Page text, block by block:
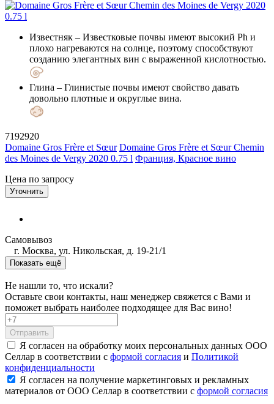
Известняк – Известковые почвы имеют высокий Ph и
плохо нагреваются на солнце, поэтому способствуют
созданию элегантных вин с выраженной кислотностью.
Глина – Глинистые почвы имеют свойство давать
довольно плотные и округлые вина.
7192920
Domaine Gros Frère et Sœur Domaine Gros Frère et Sœur Chemin
des Moines de Vergy 2020 0.75 l Франция, Красное вино
Цена по запросу
Уточнить
Самовывоз
г. Москва, ул. Никольская, д. 19-21/1
Показать ещё
Не нашли то, что искали?
Оставьте свои контакты, наш менеджер свяжется с Вами и
поможет выбрать наиболее подходящее для Вас вино!
Отправить
Я согласен на обработку моих персональных данных ООО
Селлар в соответствии с формой согласия и Политикой
конфиденциальности
Я согласен на получение маркетинговых и рекламных
материалов от ООО Селлар в соответствии с формой согласия